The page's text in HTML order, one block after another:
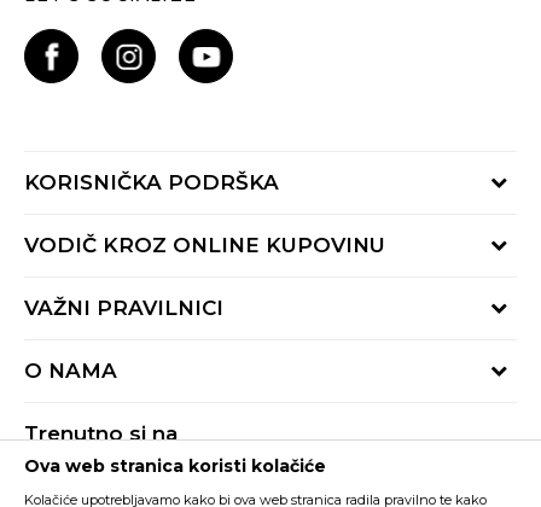
KORISNIČKA PODRŠKA
Provjeri status porudžbine
Radno vrijeme 9-16h
VODIČ KROZ ONLINE KUPOVINU
Načini isporuke
Reklamacije
VAŽNI PRAVILNICI
Pravila Sport&Bonus programa
O NAMA
Trenutno si na
Buzz Crna Gora PROMIJENI
Ova web stranica koristi kolačiće
Kolačiće upotrebljavamo kako bi ova web stranica radila pravilno te kako